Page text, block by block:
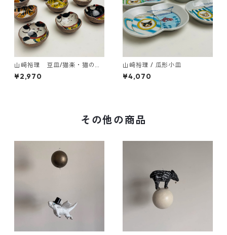
山﨑裕理 豆皿/猫楽・猫のお
顔と招き猫
¥2,970
山﨑裕理 / 瓜形小皿
¥4,070
その他の商品